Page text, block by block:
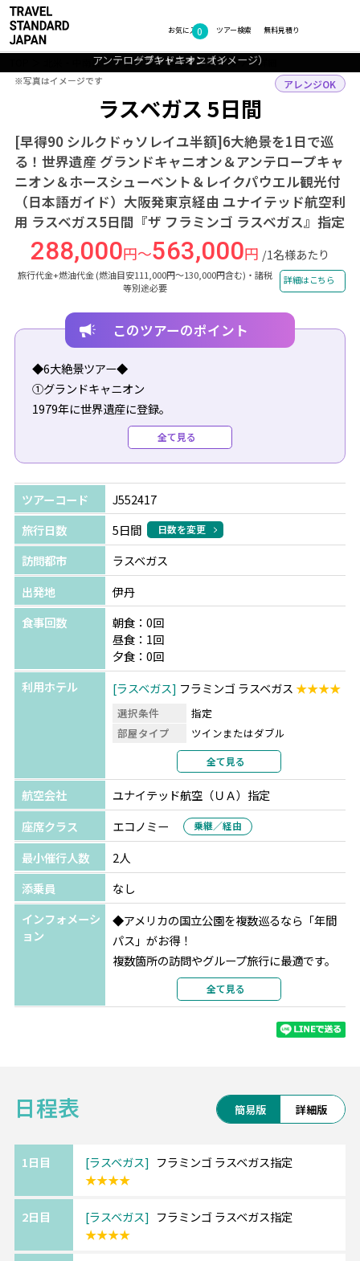
お気に入り
0 無料見積り
ツアー検索
北米・中南米 アメリカ ラスベガス ツアー詳細
ラスベガス 5日間
[早得90 シルクドゥソレイユ半額]6大絶景を1日で巡
る！世界遺産 グランドキャニオン＆アンテロープキャ
ニオン＆ホースシューベント＆レイクパウエル観光付
（日本語ガイド）大阪発東京経由 ユナイテッド航空利
用 ラスベガス5日間『ザ フラミンゴ ラスベガス』指定
アレンジOK
288,000円～563,000円 /1名様あたり
旅行代金+燃油代金 (燃油目安111,000円～130,000円含む)・諸税
等別途必要
詳細はこちら
ホースシューベンド
レイクパウエル
グランドキャニオン
グランドキャニオン
アンテロープキャニオン（イメージ）
フォトギャラリー
※写真はイメージです
※写真はイメージです
このツアーのポイント
◆6大絶景ツアー◆
①グランドキャニオン
1979年に世界遺産に登録。
世界の国立公園の中でも圧倒的なスケールと自然の雄大さ
を感じることができます。
②アンテロープキャニオン
鉄砲水で岩が削られてできた洞窟のような場所で、赤い岩
肌が波のようにうねる様は芸術作品のように美しいです。
③ホースシューベント
岩の形が馬の蹄鉄の形に似ていることからそう呼ばれてい
ます。
長い年月をかけ作り出された自然の景色は美しく壮大で
➃レイクパウエル
全米で2番目に大きな人口湖。
数十もの渓谷で形成された土地にダムを建設し、30㎞にも
なる湖ができあがりました。
⑤ルート66
シカゴからカリフォルニアまで続く、アメリカの発展を支
えた大陸横断道路。
⑥途中星空観賞やダイナソートラックで恐竜の足跡化石見
学も！
全て見る
ツアーコード
J552417
旅行日数
5日間 日数を変更
訪問都市
ラスベガス
出発地
伊丹
食事回数
朝食：0回
昼食：1回
夕食：0回
利用ホテル
ラスベガス フラミンゴ ラスベガス★★★★
選択条件
指定
部屋タイプ
ツインまたはダブル
2名1室利用
部屋カテゴリ
部屋指定なし
全て見る
航空会社
ユナイテッド航空（ＵＡ）指定
座席クラス
エコノミー 乗継／経由
最小催行人数
2人
添乗員
なし
インフォメーシ
ョン
◆アメリカの国立公園を複数巡るなら「年間
パス」がお得！
複数箇所の訪問やグループ旅行に最適です。
ご不明な点がございましたらお気軽にお問い
合わせください。
内容：米国非居住者向けの国立公園入場料（1
全て見る
日程表 簡易版 詳細版
1日目 ラスベガス
フラミンゴ ラスベガス指定
★★★★
2日目 ラスベガス
フラミンゴ ラスベガス指定
★★★★